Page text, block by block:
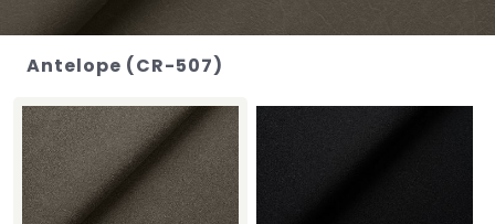
Antelope (CR-507)